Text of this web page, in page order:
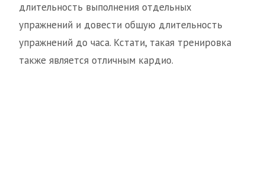
длительность выполнения отдельных
упражнений и довести общую длительность
упражнений до часа. Кстати, такая тренировка
также является отличным кардио.